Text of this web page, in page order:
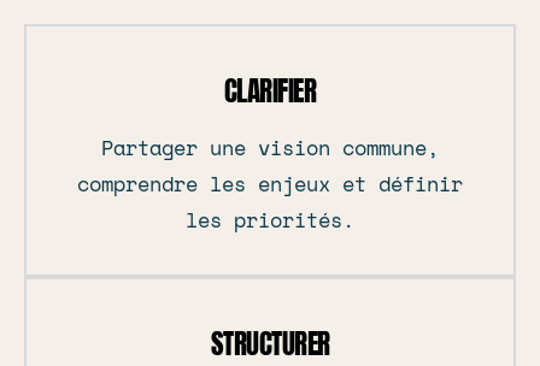
CLARIFIER
Partager une vision commune,
comprendre les enjeux et définir
les priorités.
STRUCTURER